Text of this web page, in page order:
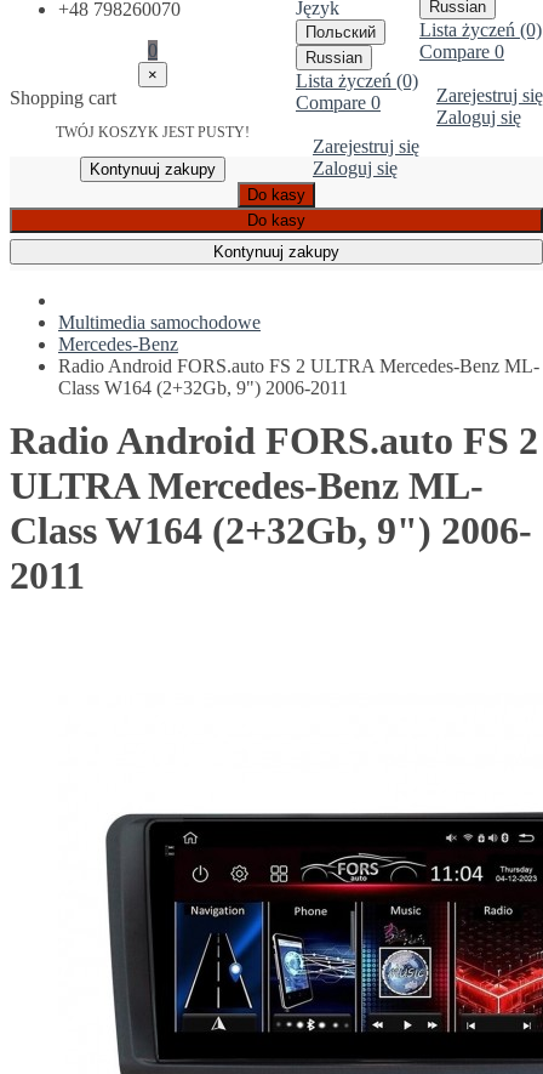
Russian
Lista życzeń (0)
Compare 0
Zarejestruj się
Zaloguj się
Język
Польский
Russian
Lista życzeń (0)
Compare 0
Zarejestruj się
Zaloguj się
+48 798260070
0
×
Shopping cart
TWÓJ KOSZYK JEST PUSTY!
Kontynuuj zakupy
Do kasy
Do kasy
Kontynuuj zakupy
Multimedia samochodowe
Mercedes-Benz
Radio Android FORS.auto FS 2 ULTRA Mercedes-Benz ML-
Class W164 (2+32Gb, 9") 2006-2011
Radio Android FORS.auto FS 2
ULTRA Mercedes-Benz ML-
Class W164 (2+32Gb, 9") 2006-
2011